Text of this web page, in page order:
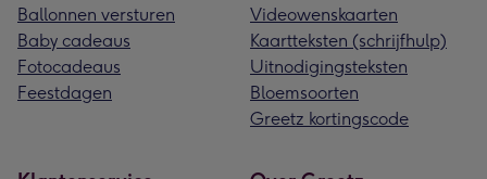
Ballonnen versturen
Baby cadeaus
Fotocadeaus
Feestdagen
Videowenskaarten
Kaartteksten (schrijfhulp)
Uitnodigingsteksten
Bloemsoorten
Greetz kortingscode